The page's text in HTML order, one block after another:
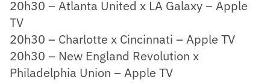
20h30 – Atlanta United x LA Galaxy – Apple
TV
20h30 – Charlotte x Cincinnati – Apple TV
20h30 – New England Revolution x
Philadelphia Union – Apple TV